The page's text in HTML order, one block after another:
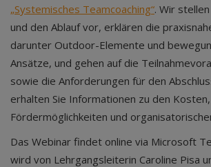
„Systemisches Teamcoaching“. Wir
und den Ablauf vor, erklären die
darunter Outdoor-Elemente und
Ansätze, und gehen auf die
sowie die Anforderungen für den
erhalten Sie Informationen zu den Kosten,
Fördermöglichkeiten und
Das Webinar findet online via Microsoft
wird von Lehrgangsleiterin Caroline Pisa